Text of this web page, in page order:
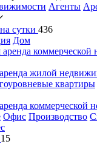
Агенты
сутки 436
Дом
аренда
жилой
квартиры
коммерческой
Офис Производство
15